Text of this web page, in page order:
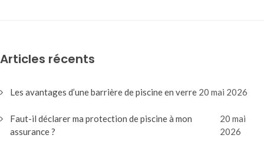
Articles récents
Les avantages d’une barrière de piscine en verre 20 mai 2026
Faut-il déclarer ma protection de piscine à mon
assurance ?
20 mai
2026